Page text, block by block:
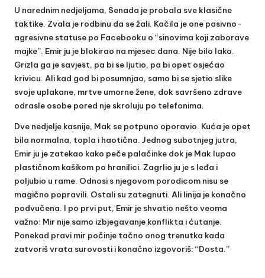
U narednim nedjeljama, Senada je probala sve klasične
taktike. Zvala je rodbinu da se žali. Kačila je one pasivno-
agresivne statuse po Facebooku o “sinovima koji zaborave
majke”. Emir ju je blokirao na mjesec dana. Nije bilo lako.
Grizla ga je savjest, pa bi se ljutio, pa bi opet osjećao
krivicu. Ali kad god bi posumnjao, samo bi se sjetio slike
svoje uplakane, mrtve umorne žene, dok savršeno zdrave
odrasle osobe pored nje skroluju po telefonima.
Dve nedjelje kasnije, Mak se potpuno oporavio. Kuća je opet
bila normalna, topla i haotična. Jednog subotnjeg jutra,
Emir ju je zatekao kako peče palačinke dok je Mak lupao
plastičnom kašikom po hranilici. Zagrlio ju je s leđa i
poljubio u rame. Odnosi s njegovom porodicom nisu se
magično popravili. Ostali su zategnuti. Ali linija je konačno
podvučena. I po prvi put, Emir je shvatio nešto veoma
važno: Mir nije samo izbjegavanje konflikta i ćutanje.
Ponekad pravi mir počinje tačno onog trenutka kada
zatvoriš vrata surovosti i konačno izgovoriš: “Dosta.”